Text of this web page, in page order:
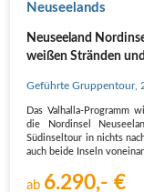
Neuseelands
Neuseeland Nordinsel
weißen Stränden
Geführte Gruppentour,
Das Valhalla-Programm
die Nordinsel
Südinseltour in nichts
auch beide Inseln
ab 6.290,- €